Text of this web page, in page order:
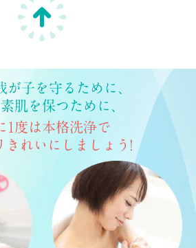
が子を守るために、
肌を保つために、
1度は本格洗浄で
きれいにしましょう!